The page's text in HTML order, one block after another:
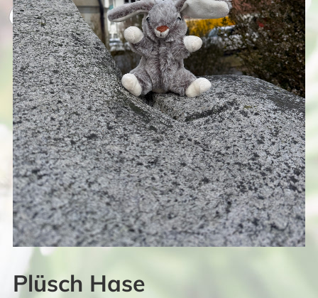
Plüsch Hase